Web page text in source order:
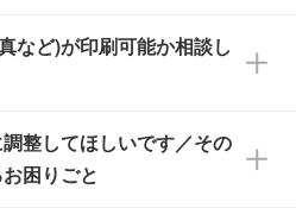
にて無料でデザインデー
。
アップロードしてご入稿
スタッフがデータに不備
客様と確認してから印
心ください。
プレートのご用意があり
印刷方法・テンプレー
はPDF形式ですが、
開いてご利用いただけ
など)が印刷可能か相談し
解像度かどうか、担当ス
します。
整してほしいです／その
困りごと